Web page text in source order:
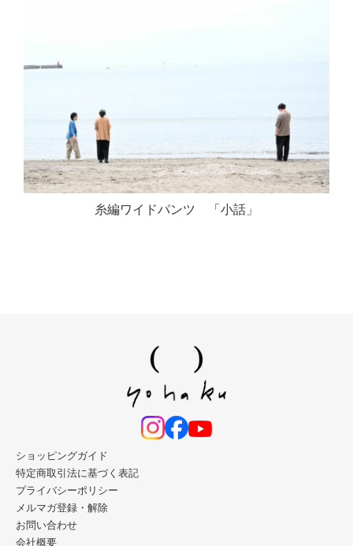
糸編ワイドパンツ 「小話」
ショッピングガイド
特定商取引法に基づく表記
プライバシーポリシー
メルマガ登録・解除
お問い合わせ
会社概要